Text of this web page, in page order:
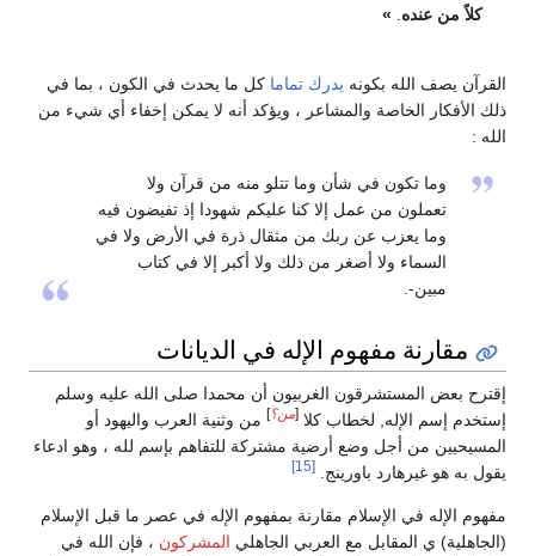
كلاً من عنده.
»
القرآن يصف الله بكونه يدرك تماما كل ما يحدث في الكون ، بما في
ذلك الأفكار الخاصة والمشاعر ، ويؤكد أنه لا يمكن إخفاء أي شيء من
الله :
وما تكون في شأن وما تتلو منه من قرآن ولا
تعملون من عمل إلا كنا عليكم شهودا إذ تفيضون فيه
وما يعزب عن ربك من مثقال ذرة في الأرض ولا في
السماء ولا أصغر من ذلك ولا أكبر إلا في كتاب
مبين-.
مقارنة مفهوم الإله في الديانات
إقترح بعض المستشرقون الغربيون أن محمدا صلى الله عليه وسلم
إستخدم إسم الإله, لخطاب كلا [من؟] من وثنية العرب واليهود أو
المسيحيين من أجل وضع أرضية مشتركة للتفاهم بإسم لله ، وهو ادعاء
يقول به هو غيرهارد باورينج.
[15]
مفهوم الإله في الإسلام مقارنة بمفهوم الإله في عصر ما قبل الإسلام
(الجاهلية) ي المقابل مع العربي الجاهلي المشركون ، فإن الله في